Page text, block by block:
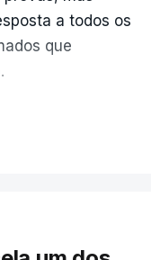
a todos os
que
de 50 por
reapreciação,